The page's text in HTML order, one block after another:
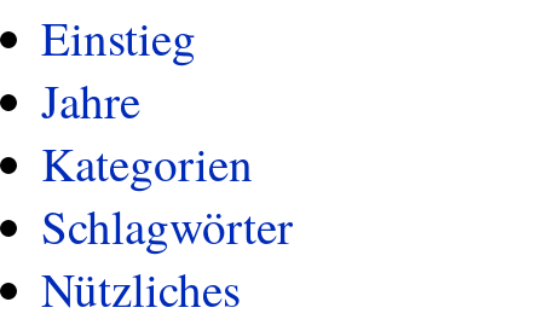
Einstieg
Jahre
Kategorien
Schlagwörter
Nützliches